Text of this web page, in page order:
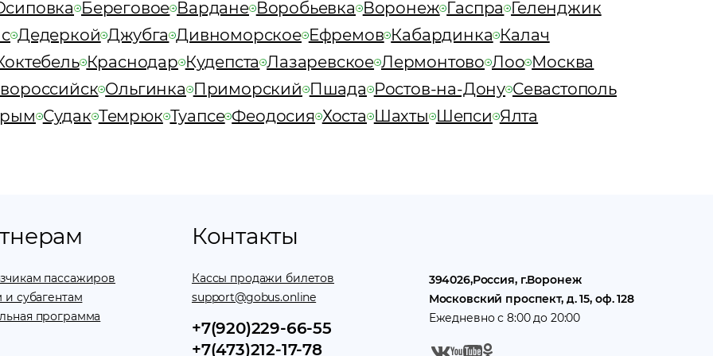
Береговое Вардане Воробьевка Воронеж Гаспра Геленджик
Дедеркой Джубга Дивноморское Ефремов Кабардинка Калач
Краснодар Кудепста Лазаревское Лермонтово Лоо Москва
Ольгинка Приморский Пшада Ростов-на-Дону Севастополь
Судак Темрюк Туапсе Феодосия Хоста Шахты Шепси Ялта
пассажиров
и субагентам
программа
Контакты
Кассы продажи билетов
support@gobus.online
+7(920)229-66-55
+7(473)212-17-78
394026,Россия, г.Воронеж
Московский проспект, д. 15, оф. 128
Ежедневно с 8:00 до 20:00